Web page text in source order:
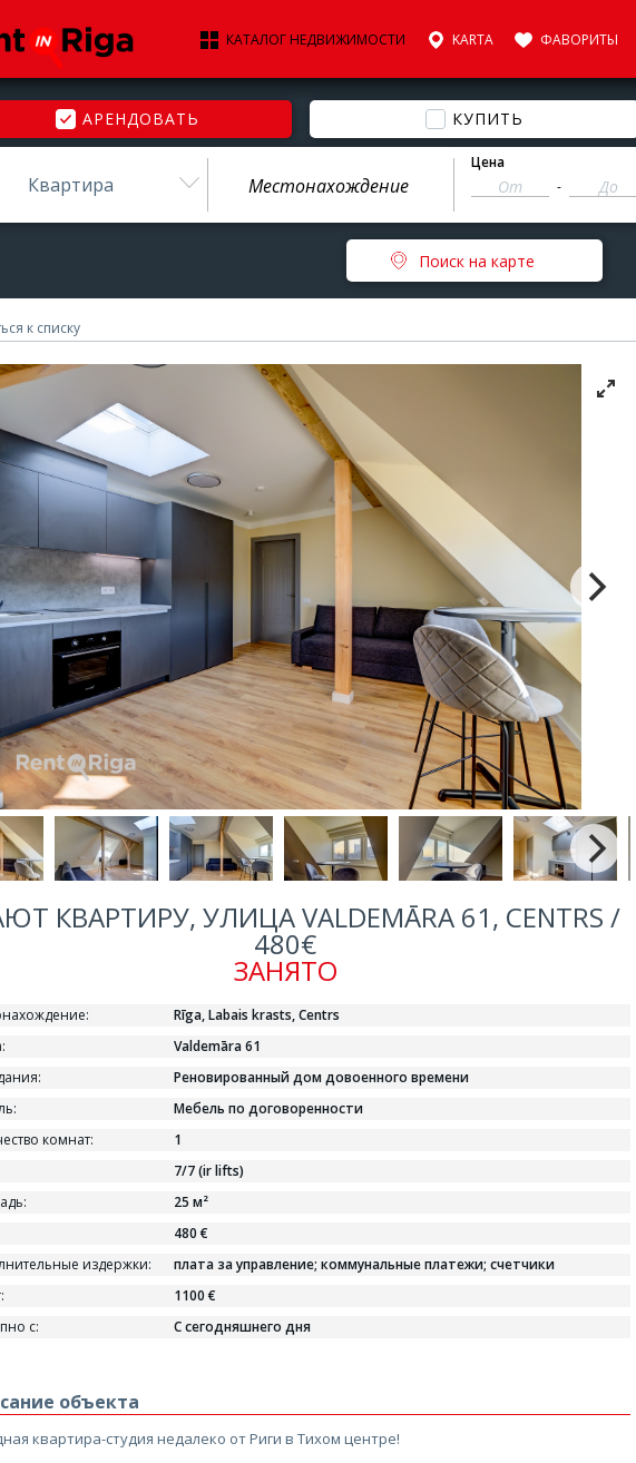
КАТАЛОГ НЕДВИЖИМОСТИ KARTA ФАВОРИТЫ
АРЕНДОВАТЬ КУПИТЬ
Квартира
Цена
-
Поиск на карте
к списку
КВАРТИРУ, УЛИЦА VALDEMĀRA 61, CENTRS /
480€
ЗАНЯТО
Rīga, Labais krasts, Centrs
Valdemāra 61
Реновированный дом довоенного времени
Мебель по договоренности
комнат:
1
7/7 (ir lifts)
25 м²
480 €
издержки:
плата за управление; коммунальные платежи; cчетчики
1100 €
с:
С сегодняшнего дня
объекта
квартира-студия недалеко от Риги в Тихом центре!